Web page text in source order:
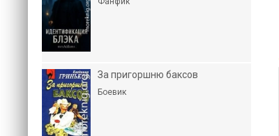
За пригоршню баксов
Боевик